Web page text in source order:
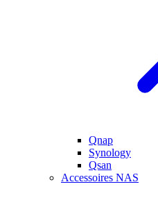
Qnap
Synology
Qsan
Accessoires NAS